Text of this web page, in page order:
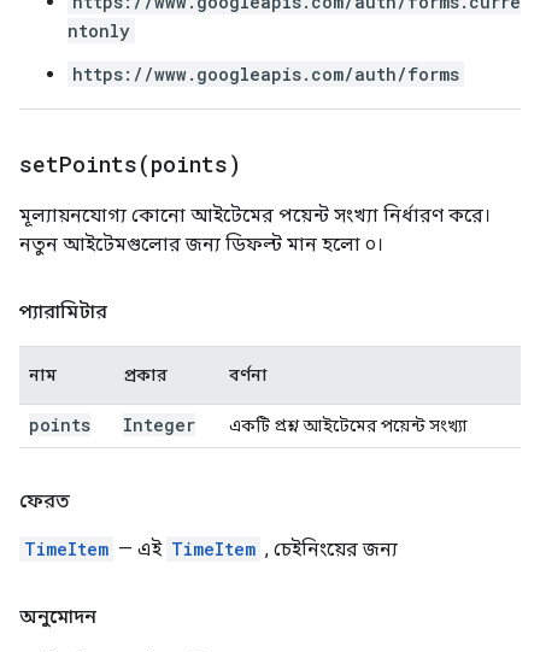
ntonly
https://www.googleapis.com/auth/forms
setPoints(points)
মূল্যায়নযোগ্য কোনো আইটেমের পয়েন্ট সংখ্যা নির্ধারণ করে।
নতুন আইটেমগুলোর জন্য ডিফল্ট মান হলো ০।
প্যারামিটার
নাম প্রকার বর্ণনা
points Integer একটি প্রশ্ন আইটেমের পয়েন্ট সংখ্যা
ফেরত
TimeItem — এই TimeItem , চেইনিংয়ের জন্য
অনুমোদন